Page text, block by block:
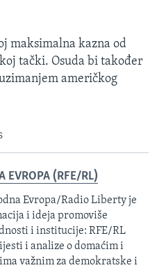
maksimalna kazna od
tački. Osuda bi također
američkog
EVROPA (RFE/RL)
Evropa/Radio Liberty je
i ideja promoviše
i institucije: RFE/RL
i analize o domaćim i
važnim za demokratske i